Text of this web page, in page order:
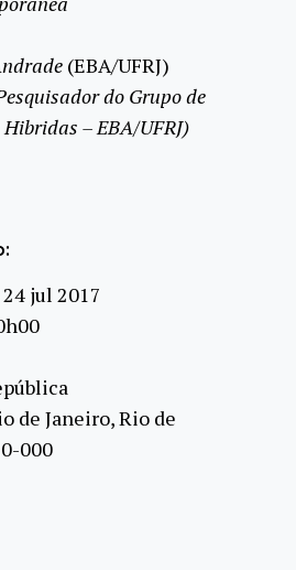
(EBA/UFRJ)
do Grupo de
– EBA/UFRJ)
jul 2017
de Janeiro, Rio de
000